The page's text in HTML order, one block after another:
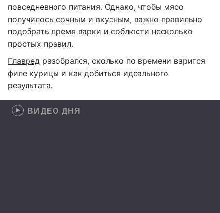
повседневного питания. Однако, чтобы мясо
получилось сочным и вкусным, важно правильно
подобрать время варки и соблюсти несколько
простых правил.
Главред разобрался, сколько по времени варится
филе курицы и как добиться идеального
результата.
ВИДЕО ДНЯ